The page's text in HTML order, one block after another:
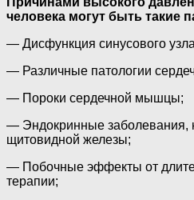
человека могут быть такие
— Дисфункция синусового
— Различные патологии
— Пороки сердечной мышцы;
— Эндокринные заболевания,
щитовидной железы;
— Побочные эффекты от
терапии;